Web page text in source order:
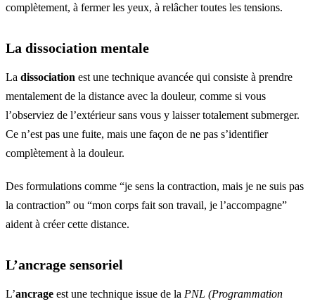
complètement, à fermer les yeux, à relâcher toutes les tensions.
La dissociation mentale
La dissociation est une technique avancée qui consiste à prendre
mentalement de la distance avec la douleur, comme si vous
l’observiez de l’extérieur sans vous y laisser totalement submerger.
Ce n’est pas une fuite, mais une façon de ne pas s’identifier
complètement à la douleur.
Des formulations comme “je sens la contraction, mais je ne suis pas
la contraction” ou “mon corps fait son travail, je l’accompagne”
aident à créer cette distance.
L’ancrage sensoriel
L’ancrage est une technique issue de la PNL (Programmation